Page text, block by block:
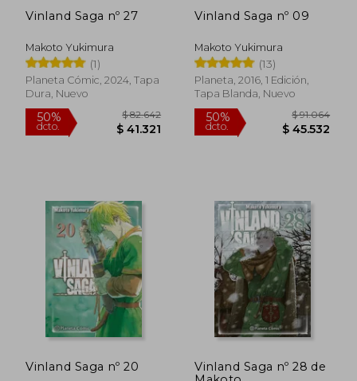
$ 45.532
Vinland Saga nº 27
Makoto Yukimura
(1)
Planeta Cómic, 2024, Tapa
Dura, Nuevo
Vinland Saga nº 09
Makoto Yukimura
(13)
Planeta, 2016, 1 Edición,
Tapa Blanda, Nuevo
Vinland Saga nº 20
Vinland Saga nº 28 de